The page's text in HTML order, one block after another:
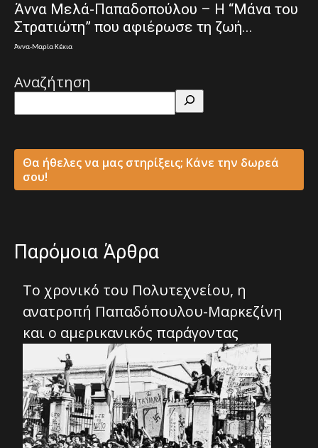
Άννα Μελά-Παπαδοπούλου – Η “Μάνα του
Στρατιώτη” που αφιέρωσε τη ζωή...
Άννα-Μαρία Κέκια
Αναζήτηση
Θα ήθελες να μας στηρίξεις; Κάνε την δωρεά
σου!
Παρόμοια Άρθρα
Το χρονικό του Πολυτεχνείου, η
ανατροπή Παπαδόπουλου-Μαρκεζίνη
και ο αμερικανικός παράγοντας